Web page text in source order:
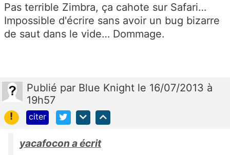
Pas terrible Zimbra, ça cahote sur Safari…
Impossible d'écrire sans avoir un bug bizarre
de saut dans le vide… Dommage.
Publié par Blue Knight le 16/07/2013 à
19h57
!
citer
yacafocon a écrit